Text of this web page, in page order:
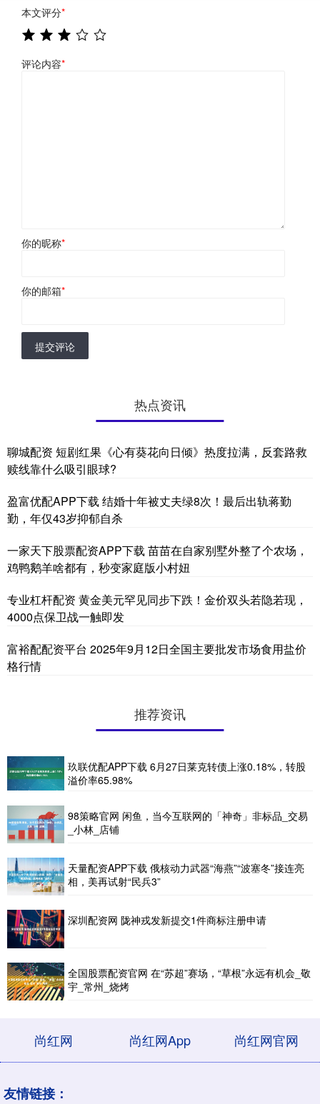
本文评分*
评论内容*
你的昵称*
你的邮箱*
提交评论
热点资讯
聊城配资 短剧红果《心有葵花向日倾》热度拉满，反套路救
赎线靠什么吸引眼球?
盈富优配APP下载 结婚十年被丈夫绿8次！最后出轨蒋勤
勤，年仅43岁抑郁自杀
一家天下股票配资APP下载 苗苗在自家别墅外整了个农场，
鸡鸭鹅羊啥都有，秒变家庭版小村妞
专业杠杆配资 黄金美元罕见同步下跌！金价双头若隐若现，
4000点保卫战一触即发
富裕配配资平台 2025年9月12日全国主要批发市场食用盐价
格行情
推荐资讯
玖联优配APP下载 6月27日莱克转债上涨0.18%，转股
溢价率65.98%
98策略官网 闲鱼，当今互联网的「神奇」非标品_交易
_小林_店铺
天量配资APP下载 俄核动力武器“海燕”“波塞冬”接连亮
相，美再试射“民兵3”
深圳配资网 陇神戎发新提交1件商标注册申请
全国股票配资官网 在“苏超”赛场，“草根”永远有机会_敬
宇_常州_烧烤
尚红网 尚红网App 尚红网官网
友情链接：